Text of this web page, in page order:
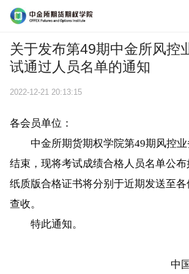
关于发布第49期中金所风控
试通过人员名单的通知
2022-12-21 20:13:15
各会员单位：
中金所期货期权学院第49期风控
结束，现将考试成绩合格人员名单公
纸质版合格证书将分别于近期发送至
查收。
特此通知。
中